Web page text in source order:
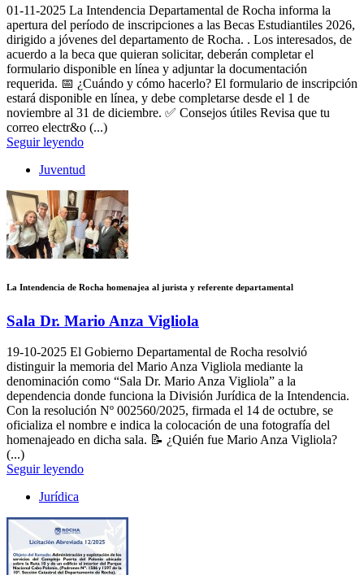
01-11-2025 La Intendencia Departamental de Rocha informa la
apertura del período de inscripciones a las Becas Estudiantiles 2026,
dirigido a jóvenes del departamento de Rocha. . Los interesados, de
acuerdo a la beca que quieran solicitar, deberán completar el
formulario disponible en línea y adjuntar la documentación
requerida. 📅 ¿Cuándo y cómo hacerlo? El formulario de inscripción
estará disponible en línea, y debe completarse desde el 1 de
noviembre al 31 de diciembre. ✅ Consejos útiles Revisa que tu
correo electr&o (...)
Seguir leyendo
Juventud
La Intendencia de Rocha homenajea al jurista y referente departamental
Sala Dr. Mario Anza Vigliola
19-10-2025 El Gobierno Departamental de Rocha resolvió
distinguir la memoria del Mario Anza Vigliola mediante la
denominación como “Sala Dr. Mario Anza Vigliola” a la
dependencia donde funciona la División Jurídica de la Intendencia.
Con la resolución Nº 002560/2025, firmada el 14 de octubre, se
oficializa el nombre e indica la colocación de una fotografía del
homenajeado en dicha sala. 📝 ¿Quién fue Mario Anza Vigliola?
(...)
Seguir leyendo
Jurídica